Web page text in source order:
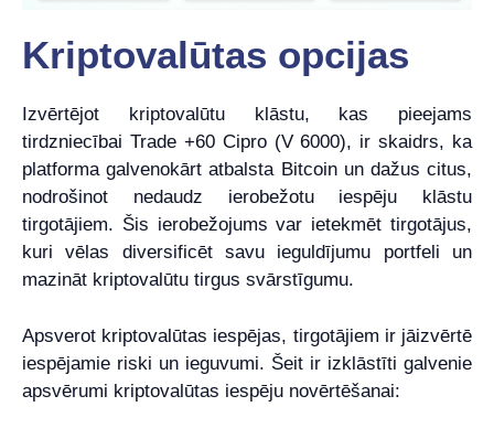
Kriptovalūtas opcijas
Izvērtējot kriptovalūtu klāstu, kas pieejams
tirdzniecībai Trade +60 Cipro (V 6000), ir skaidrs, ka
platforma galvenokārt atbalsta Bitcoin un dažus citus,
nodrošinot nedaudz ierobežotu iespēju klāstu
tirgotājiem. Šis ierobežojums var ietekmēt tirgotājus,
kuri vēlas diversificēt savu ieguldījumu portfeli un
mazināt kriptovalūtu tirgus svārstīgumu.
Apsverot kriptovalūtas iespējas, tirgotājiem ir jāizvērtē
iespējamie riski un ieguvumi. Šeit ir izklāstīti galvenie
apsvērumi kriptovalūtas iespēju novērtēšanai: